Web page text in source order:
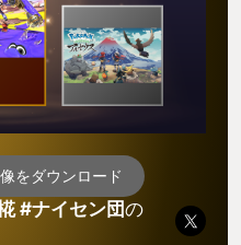
をダウンロード
#ナイセン団の